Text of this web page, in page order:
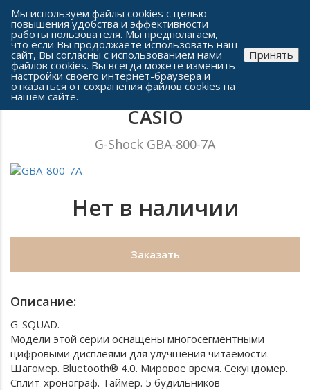
Сеть часовых салонов г. Челябинска
Мужские часы
CASIO
G-Shock GBA-800-7A
Нет в наличии
Заказать
Описание:
G-SQUAD.
Модели этой серии оснащены многосегментными
цифровыми дисплеями для улучшения читаемости.
Шагомер. Bluetooth® 4.0. Мировое время. Секундомер.
Сплит-хронограф. Таймер. 5 будильников
Мы используем файлы cookies с целью
повышения удобства и эффективности
работы пользователя. Мы предполагаем,
что если Вы продолжаете использовать наш
сайт, Вы согласны с использованием нами
файлов cookies. Вы всегда можете изменить
настройки своего интернет-браузера и
отказаться от сохранения файлов cookies на
нашем сайте.
Принять